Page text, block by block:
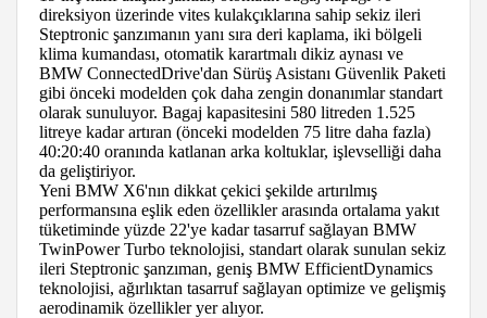
direksiyon üzerinde vites kulakçıklarına sahip sekiz ileri
Steptronic şanzımanın yanı sıra deri kaplama, iki bölgeli
klima kumandası, otomatik karartmalı dikiz aynası ve
BMW ConnectedDrive'dan Sürüş Asistanı Güvenlik Paketi
gibi önceki modelden çok daha zengin donanımlar standart
olarak sunuluyor. Bagaj kapasitesini 580 litreden 1.525
litreye kadar artıran (önceki modelden 75 litre daha fazla)
40:20:40 oranında katlanan arka koltuklar, işlevselliği daha
da geliştiriyor.
Yeni BMW X6'nın dikkat çekici şekilde artırılmış
performansına eşlik eden özellikler arasında ortalama yakıt
tüketiminde yüzde 22'ye kadar tasarruf sağlayan BMW
TwinPower Turbo teknolojisi, standart olarak sunulan sekiz
ileri Steptronic şanzıman, geniş BMW EfficientDynamics
teknolojisi, ağırlıktan tasarruf sağlayan optimize ve gelişmiş
aerodinamik özellikler yer alıyor.